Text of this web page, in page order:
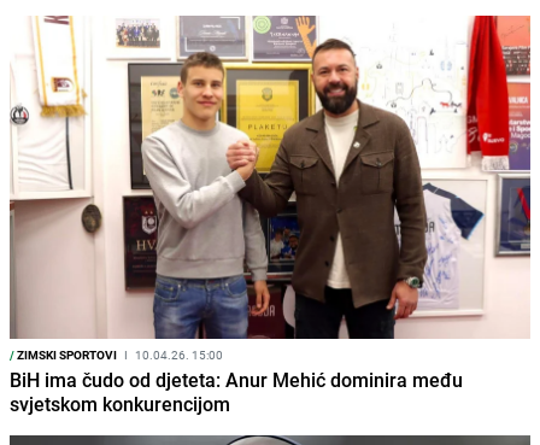
/ZIMSKI SPORTOVI I 10.04.26. 15:00
BiH ima čudo od djeteta: Anur Mehić dominira među
svjetskom konkurencijom